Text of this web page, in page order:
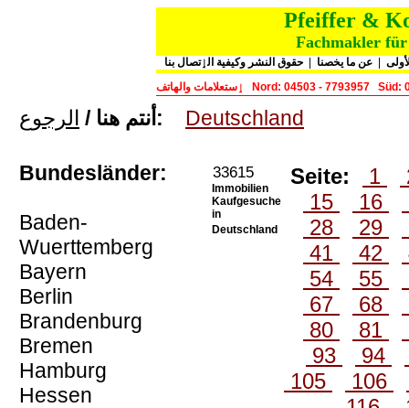
Pfeiffer &
Fachmakler
|عن ما يخصنا |حقوق النشر وكيفية الٳتصال بنا
Nord: 04503 - 7793957 Süd:
أنتم هنا / الرجوع : Deutschland
Bundesländer:
Baden-
Wuerttemberg
Bayern
Berlin
Brandenburg
Bremen
Hamburg
Hessen
33615
Immobilien
Kaufgesuche
in
Deutschland
Seite: 1
15
16
28
29
41
42
54
55
67
68
80
81
93
94
105
106